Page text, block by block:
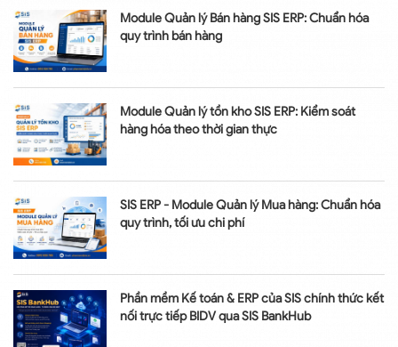
Module Quản lý Bán hàng SIS ERP: Chuẩn hóa
quy trình bán hàng
Module Quản lý tồn kho SIS ERP: Kiểm soát
hàng hóa theo thời gian thực
SIS ERP - Module Quản lý Mua hàng: Chuẩn hóa
quy trình, tối ưu chi phí
Phần mềm Kế toán & ERP của SIS chính thức kết
nối trực tiếp BIDV qua SIS BankHub